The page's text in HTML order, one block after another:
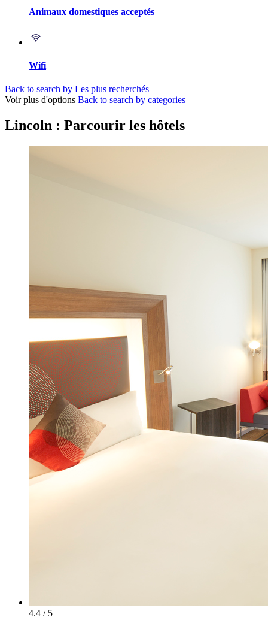
Animaux domestiques acceptés
Wifi
Back to search by Les plus recherchés
Voir plus d'options Back to search by categories
Lincoln : Parcourir les hôtels
4.4 / 5